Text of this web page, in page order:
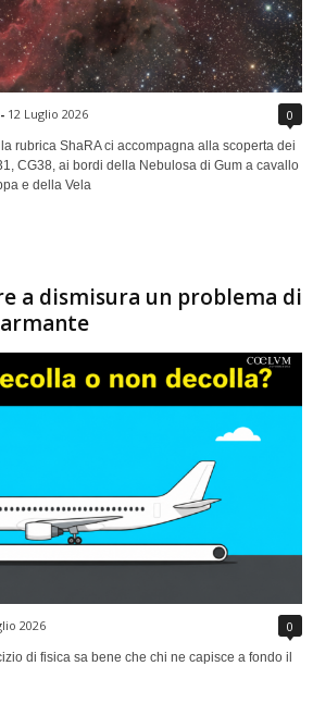
- 12 Luglio 2026 0
rubrica ShaRA ci accompagna alla scoperta dei
CG38, ai bordi della Nebulosa di Gum a cavallo
e della Vela
a dismisura un problema di
2026 0
di fisica sa bene che chi ne capisce a fondo il